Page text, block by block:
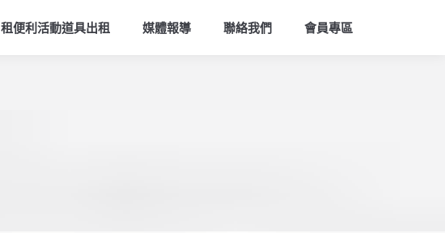
租便利活動道具出租 媒體報導 聯絡我們 會員專區